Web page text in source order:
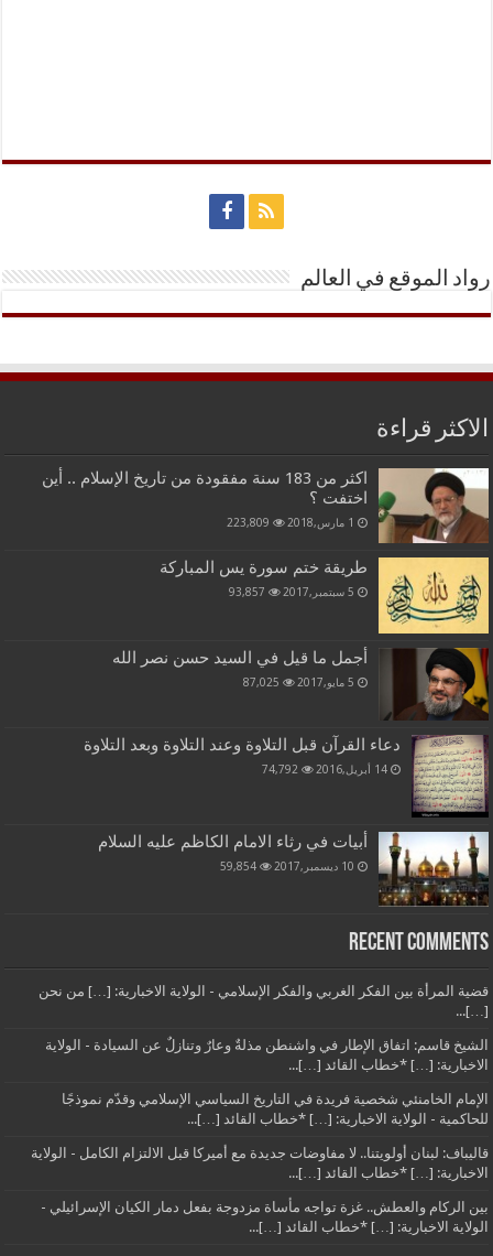
رواد الموقع في العالم
الاكثر قراءة
اكثر من 183 سنة مفقودة من تاريخ الإسلام .. أين
اختفت ؟
1 مارس,2018 223,809
طريقة ختم سورة يس المباركة
5 سبتمبر,2017 93,857
أجمل ما قيل في السيد حسن نصر الله
5 مايو,2017 87,025
دعاء القرآن قبل التلاوة وعند التلاوة وبعد التلاوة
14 أبريل,2016 74,792
أبيات في رثاء الامام الكاظم عليه السلام
10 ديسمبر,2017 59,854
Recent Comments
قضية المرأة بين الفكر الغربي والفكر الإسلامي - الولاية الاخبارية: […] من نحن
[…]...
الشيخ قاسم: اتفاق الإطار في واشنطن مذلةٌ وعارٌ وتنازلٌ عن السيادة - الولاية
الاخبارية: […] *خطاب القائد […]...
الإمام الخامنئي شخصية فريدة في التاريخ السياسي الإسلامي وقدّم نموذجًا
للحاكمية - الولاية الاخبارية: […] *خطاب القائد […]...
قاليباف: لبنان أولويتنا.. لا مفاوضات جديدة مع أميركا قبل الالتزام الكامل - الولاية
الاخبارية: […] *خطاب القائد […]...
بين الركام والعطش.. غزة تواجه مأساة مزدوجة بفعل دمار الكيان الإسرائيلي -
الولاية الاخبارية: […] *خطاب القائد […]...